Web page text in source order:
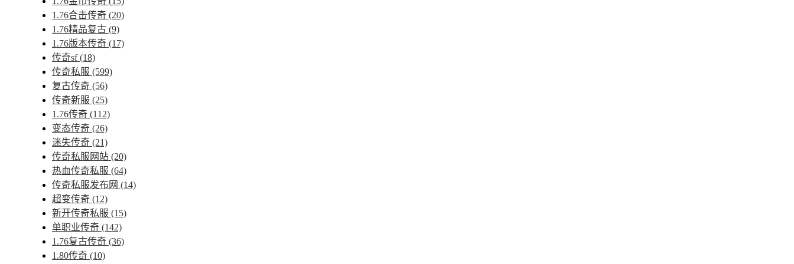
1.76合击传奇 (20)
1.76精品复古 (9)
1.76版本传奇 (17)
传奇sf(18)
传奇私服 (599)
复古传奇 (56)
传奇新服 (25)
1.76传奇 (112)
变态传奇 (26)
迷失传奇 (21)
传奇私服网站 (20)
热血传奇私服 (64)
传奇私服发布网 (14)
超变传奇 (12)
新开传奇私服 (15)
单职业传奇 (142)
1.76复古传奇 (36)
1.80传奇 (10)